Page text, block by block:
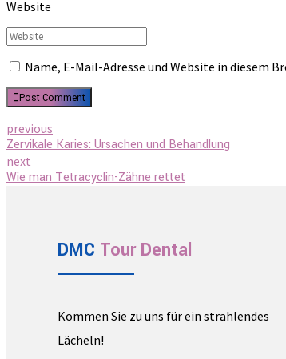
Website
Name, E-Mail-Adresse und Website in diesem
Post Comment
previous
Zervikale Karies: Ursachen und Behandlung
next
Wie man Tetracyclin-Zähne rettet
DMC Tour Dental
Kommen Sie zu uns für ein strahlendes
Lächeln!